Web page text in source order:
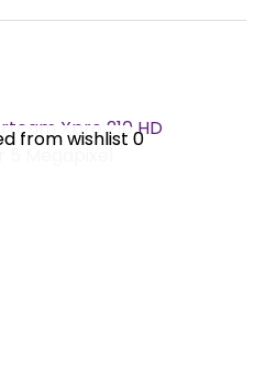
from wishlist 0
from wishlist 0